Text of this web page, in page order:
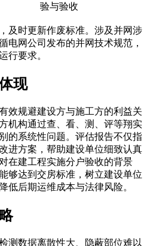
验与验收
及时更新作废标准。涉及并网涉
电网公司发布的并网技术规范，
行要求。
现
效规避建设方与施工方的利益关
机构通过查、看、测、评等翔实
的系统性问题。评估报告不仅指
进方案，帮助建设单位细致认真
在建工程实施分户验收的背景
够达到交房标准，树立建设单位
低后期运维成本与法律风险。
测数据离散性大、隐蔽部位难以